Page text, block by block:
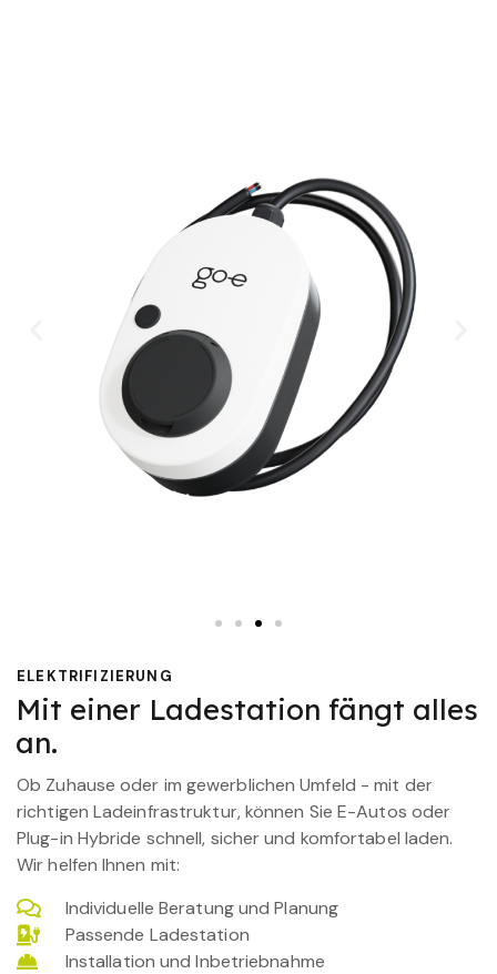
ELEKTRIFIZIERUNG
Mit einer Ladestation fängt alles
an.
Ob Zuhause oder im gewerblichen Umfeld - mit der
richtigen Ladeinfrastruktur, können Sie E-Autos oder
Plug-in Hybride schnell, sicher und komfortabel laden.
Wir helfen Ihnen mit:
Individuelle Beratung und Planung
Passende Ladestation
Installation und Inbetriebnahme